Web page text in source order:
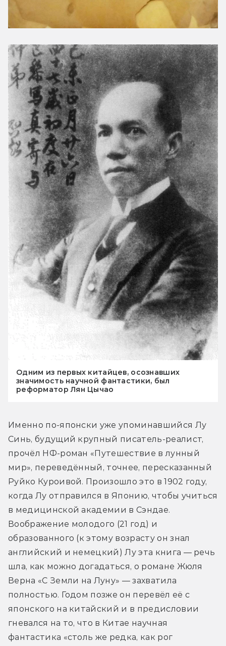
Одним из первых китайцев, осознавших
значимость научной фантастики, был
реформатор Лян Цычао
Именно по-японски уже упоминавшийся Лу
Синь, будущий крупный писатель-реалист,
прочёл НФ-роман «Путешествие в лунный
мир», переведённый, точнее, пересказанный
Руйко Куроивой. Произошло это в 1902 году,
когда Лу отправился в Японию, чтобы учиться
в медицинской академии в Сэндае.
Воображение молодого (21 год) и
образованного (к этому возрасту он знал
английский и немецкий) Лу эта книга — речь
шла, как можно догадаться, о романе Жюля
Верна «С Земли на Луну» — захватила
полностью. Годом позже он перевёл её с
японского на китайский и в предисловии
гневался на то, что в Китае научная
фантастика «столь же редка, как рог